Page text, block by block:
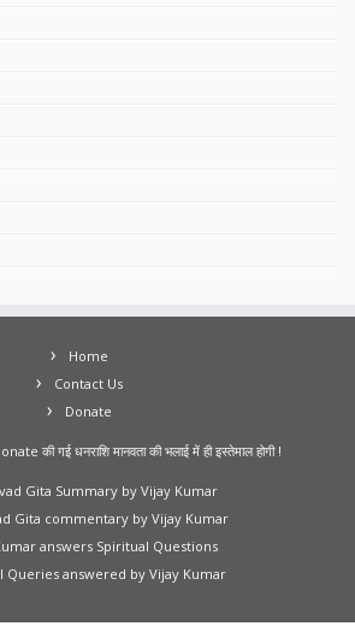
Home
Contact Us
Donate
की गई धनराशि मानवता की भलाई में ही इस्तेमाल होगी !
Gita Summary by Vijay Kumar
Gita commentary by Vijay Kumar
answers Spiritual Questions
Queries answered by Vijay Kumar